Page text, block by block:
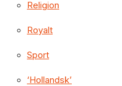
Religion
Royalt
Sport
‘Hollandsk’